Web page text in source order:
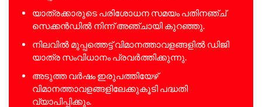
യാത്രക്കാരുടെ പരിശോധന സമയം പതിനഞ്ച്
സെക്കൻഡിൽ നിന്ന് അഞ്ചായി കുറഞ്ഞു.
നിലവിൽ മുപ്പത്തെട്ട് വിമാനത്താവളങ്ങളിൽ ഡിജി
യാത്ര സംവിധാനം പ്രവർത്തിക്കുന്നു.
അടുത്ത വർഷം ഇരുപത്തിയേഴ്
വിമാനത്താവളങ്ങളിലേക്കുകൂടി പദ്ധതി
വ്യാപിപ്പിക്കും.